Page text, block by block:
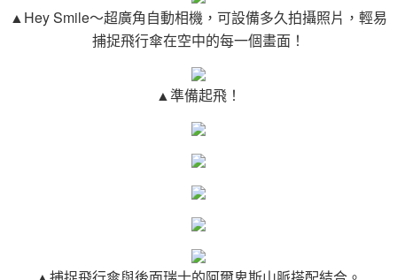
▲Hey Smile～超廣角自動相機，可設備多久拍攝照片，輕易
捕捉飛行傘在空中的每一個畫面！
▲準備起飛！